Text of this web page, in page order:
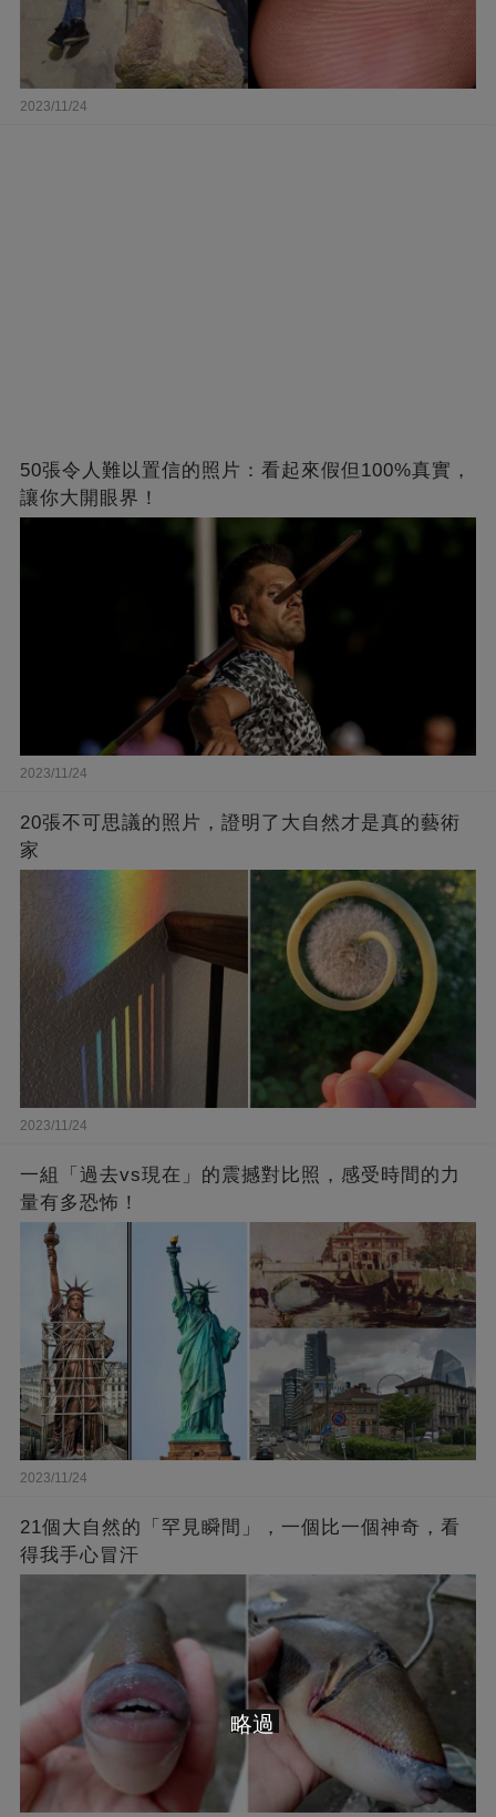
2023/11/24
50張令人難以置信的照片：看起來假但100%真實，
讓你大開眼界！
2023/11/24
20張不可思議的照片，證明了大自然才是真的藝術
家
2023/11/24
一組「過去vs現在」的震撼對比照，感受時間的力
量有多恐怖！
2023/11/24
21個大自然的「罕見瞬間」，一個比一個神奇，看
得我手心冒汗
略過